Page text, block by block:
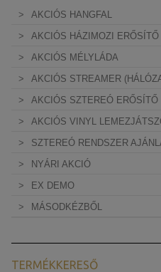
AKCIÓS HANGFAL
AKCIÓS HÁZIMOZI ERŐSÍTŐ
AKCIÓS MÉLYLÁDA
AKCIÓS STREAMER
AKCIÓS SZTEREÓ ERŐSÍTŐ
AKCIÓS VINYL
SZTEREÓ RENDSZER
NYÁRI AKCIÓ
EX DEMO
MÁSODKÉZBŐL
TERMÉKKERESŐ